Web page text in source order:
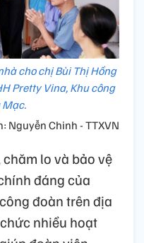
cho chị Bùi Thị Hồng
Pretty Vina, Khu công
Mạc.
Nguyễn Chinh - TTXVN
lo và bảo vệ
đáng của
đoàn trên địa
nhiều hoạt